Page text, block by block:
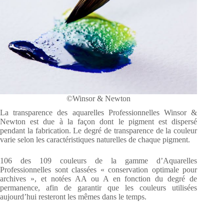
©Winsor & Newton
La transparence des aquarelles Professionnelles Winsor &
Newton est due à la façon dont le pigment est dispersé
pendant la fabrication. Le degré de transparence de la couleur
varie selon les caractéristiques naturelles de chaque pigment.
106 des 109 couleurs de la gamme d’Aquarelles
Professionnelles sont classées « conservation optimale pour
archives », et notées AA ou A en fonction du degré de
permanence, afin de garantir que les couleurs utilisées
aujourd’hui resteront les mêmes dans le temps.